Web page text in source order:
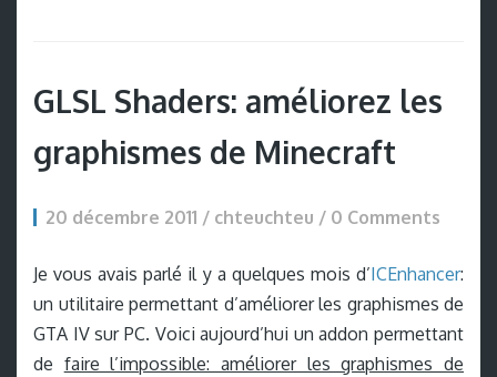
GLSL Shaders: améliorez les
graphismes de Minecraft
20 décembre 2011 / chteuchteu / 0 Comments
Je vous avais parlé il y a quelques mois d’ICEnhancer:
un utilitaire permettant d’améliorer les graphismes de
GTA IV sur PC. Voici aujourd’hui un addon permettant
de faire l’impossible: améliorer les graphismes de